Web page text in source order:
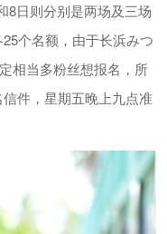
8日则分别是两场及三场
个名额，由于长浜みつ
相当多粉丝想报名，所
件，星期五晚上九点准